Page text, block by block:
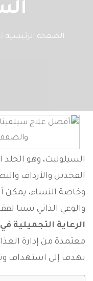
الصفحة الرئيسية
السيلوليت، وهو
الفخذين والأرداف
وخاصة النساء، يمكن
والوعي الذاتي سببا
الرعاية التجميلية
معتمدة من إدارة
تهدف إلى استهداف